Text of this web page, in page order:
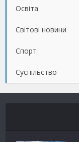
Освіта
Світові новини
Спорт
Суспільство